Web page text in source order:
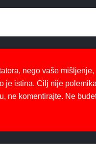
nego vaše mišljenje,
je istina. Cilj nije
ne komentirajte. Ne